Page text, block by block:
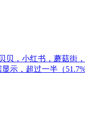
贝，小红书，蘑菇街
示，超过一半（